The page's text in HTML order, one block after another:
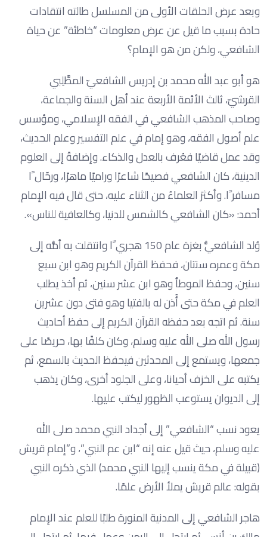
وبعد عرض الحلقات الأولى من المسلسل طالته انتقادات
حادة بسبب ما قيل عن عرض معلومات “خاطئة” عن حياة
الشافعي، ولكن من هو الإمام؟
هو أبو عبد الله محمد بن إدريس الشافعيّ المطَّلِبي
القرشيّ، ثالث الأئمة الأربعة عند أهل السنة والجماعة،
وصاحب المذهب الشافعي في الفقه الإسلامي، ومؤسس
علم أصول الفقه، وهو إمام في علم التفسير وعلم الحديث،
وقد عمل قاضيًا فعُرف بالعدل والذكاء. وإضافةً إلى العلوم
الدينية، كان الشافعي فصيحًا شاعرًا وراميًا ماهرًا، ورحّال ًا
مسافر ًا. وأكثرَ العلماءُ من الثناء عليه، حتى قال فيه الإمام
أحمد: «كان الشافعي كالشمس للدنيا، وكالعافية للناس».
وُلد الشافعيُّ بغزة عام 150 هجري ًا وانتقلت به أمُّه إلى
مكة وعمره سنتان، فحفظ القرآن الكريم وهو ابن سبع
سنين، وحفظ الموطأ وهو ابن عشر سنين، ثم أخذ يطلب
العلم في مكة حتى أُذن له بالفتيا وهو فتى دون عشرين
سنة. ثم اتجه بعد حفظه القرآن الكريم إلى حفظ أحاديث
رسول الله صلى الله عليه وسلم، وكان كلفًا بها، حريصًا على
جمعها، ويستمع إلى المحدثين فيحفظ الحديث بالسمع، ثم
يكتبه على الخزف أحيانا، وعلى الجلود أخرى، وكان يذهب
إلى الديوان يستوعب الظهور ليكتب عليها.
يعود نسب “الشافعي” إلى أجداد النبي محمد صلى الله
عليه وسلم، حيث قيل عنه إنه “ابن عم النبي”، و”إمام قريش
(قبيلة في مكة ينسب إليها النبي محمد) الذي ذكره النبي
بقوله: عالم قريش يملأ الأرض علمًا.
هاجر الشافعي إلى المدنية المنورة طلبًا للعلم عند الإمام